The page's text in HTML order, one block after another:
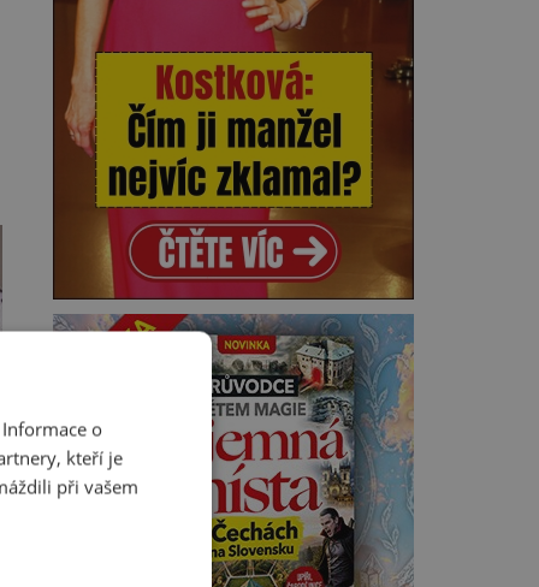
o
kteří je
při vašem